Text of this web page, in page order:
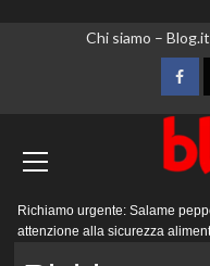
Chi siamo – Blog.it
principale
Richiamo urgente: Salame
attenzione alla sicurezza